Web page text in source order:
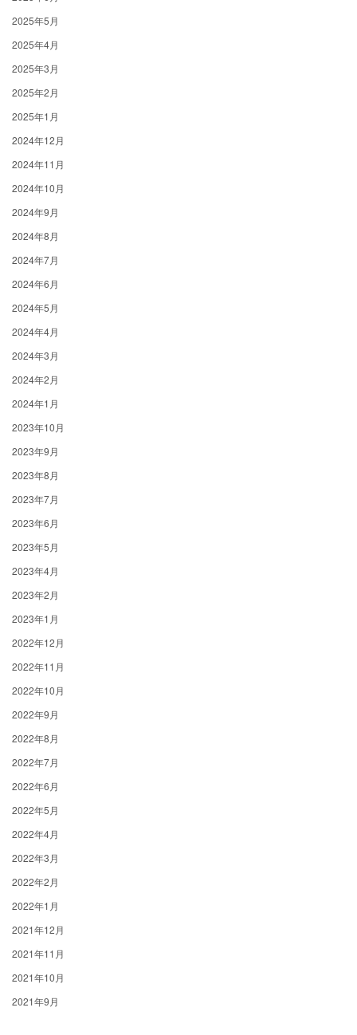
2025年5月
2025年4月
2025年3月
2025年2月
2025年1月
2024年12月
2024年11月
2024年10月
2024年9月
2024年8月
2024年7月
2024年6月
2024年5月
2024年4月
2024年3月
2024年2月
2024年1月
2023年10月
2023年9月
2023年8月
2023年7月
2023年6月
2023年5月
2023年4月
2023年2月
2023年1月
2022年12月
2022年11月
2022年10月
2022年9月
2022年8月
2022年7月
2022年6月
2022年5月
2022年4月
2022年3月
2022年2月
2022年1月
2021年12月
2021年11月
2021年10月
2021年9月